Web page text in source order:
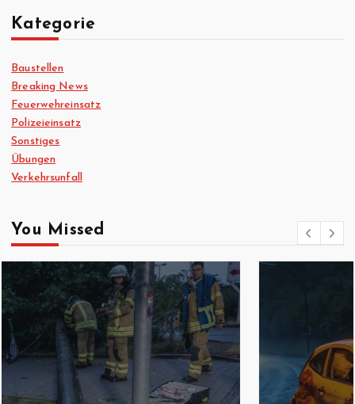
Kategorie
Baustellen
Breaking News
Feuerwehreinsatz
Polizeieinsatz
Sonstiges
Übungen
Verkehrsunfall
You Missed